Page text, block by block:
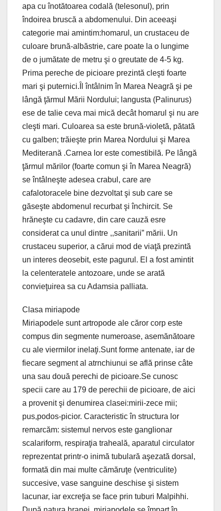
apa cu înotătoarea codală (telesonul), prin
îndoirea bruscă a abdomenului. Din aceeaşi
categorie mai amintim:homarul, un crustaceu de
culoare brună-albăstrie, care poate la o lungime
de o jumătate de metru şi o greutate de 4-5 kg.
Prima pereche de picioare prezintă cleşti foarte
mari şi puternici.Îl întâlnim în Marea Neagră şi pe
lângă ţărmul Mării Nordului; langusta (Palinurus)
ese de talie ceva mai mică decât homarul şi nu are
cleşti mari. Culoarea sa este brună-violetă, pătată
cu galben; trăieşte prin Marea Nordului şi Marea
Mediterană .Carnea lor este comestibilă. Pe lângă
ţărmul mărilor (foarte comun şi în Marea Neagră)
se întâlneşte adesea crabul, care are
cafalotoracele bine dezvoltat şi sub care se
găseşte abdomenul recurbat şi închircit. Se
hrăneşte cu cadavre, din care cauză esre
considerat ca unul dintre ,,sanitarii” mării. Un
crustaceu superior, a cărui mod de viaţă prezintă
un interes deosebit, este pagurul. El a fost amintit
la celenteratele antozoare, unde se arată
convieţuirea sa cu Adamsia palliata.
Clasa miriapode
Miriapodele sunt artropode ale căror corp este
compus din segmente numeroase, asemănătoare
cu ale viermilor inelaţi.Sunt forme antenate, iar de
fiecare segment al atrnchiunui se află prinse câte
una sau două perechi de picioare.Se cunosc
specii care au 179 de perechii de picioare, de aici
a provenit şi denumirea clasei:mirii-zece mii;
pus,podos-picior. Caracteristic în structura lor
remarcăm: sistemul nervos este ganglionar
scalariform, respiraţia traheală, aparatul circulator
reprezentat printr-o inimă tubulară aşezată dorsal,
formată din mai multe cămăruţe (ventriculite)
succesive, vase sanguine deschise şi sistem
lacunar, iar excreţia se face prin tuburi Malpihhi.